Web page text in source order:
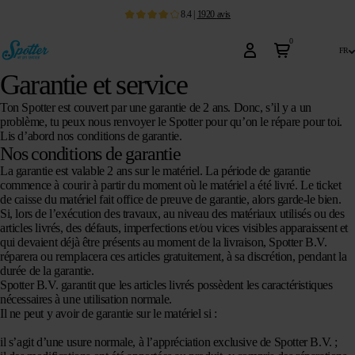
8.4| 1920 avis
0
fr
Garantie et service
Ton Spotter est couvert par une garantie de 2 ans. Donc, s’il y a un
problème, tu peux nous renvoyer le Spotter pour qu’on le répare pour toi.
Lis d’abord nos conditions de garantie.
Nos conditions de garantie
La garantie est valable 2 ans sur le matériel. La période de garantie
commence à courir à partir du moment où le matériel a été livré. Le ticket
de caisse du matériel fait office de preuve de garantie, alors garde-le bien.
Si, lors de l’exécution des travaux, au niveau des matériaux utilisés ou des
articles livrés, des défauts, imperfections et/ou vices visibles apparaissent et
qui devaient déjà être présents au moment de la livraison, Spotter B.V.
réparera ou remplacera ces articles gratuitement, à sa discrétion, pendant la
durée de la garantie.
Spotter B.V. garantit que les articles livrés possèdent les caractéristiques
nécessaires à une utilisation normale.
Il ne peut y avoir de garantie sur le matériel si :
il s’agit d’une usure normale, à l’appréciation exclusive de Spotter B.V. ;